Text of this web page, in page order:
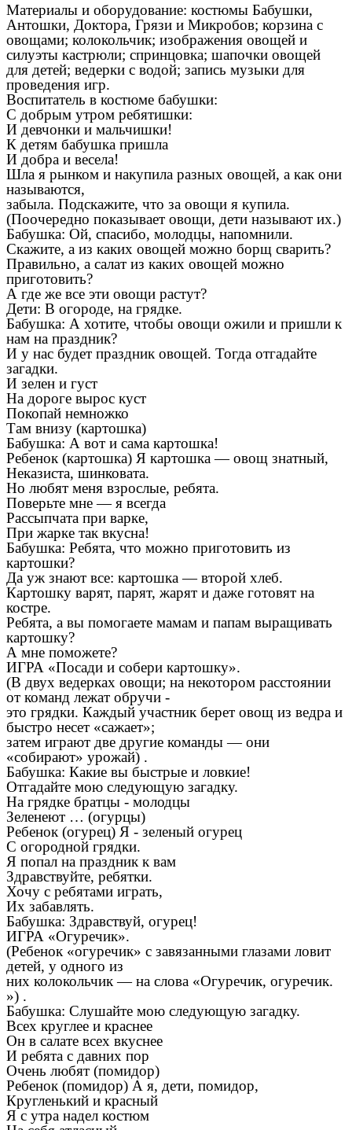
Материалы и оборудование: костюмы Бабушки,
Антошки, Доктора, Грязи и Микробов; корзина с
овощами; колокольчик; изображения овощей и
силуэты кастрюли; спринцовка; шапочки овощей
для детей; ведерки с водой; запись музыки для
проведения игр.
Воспитатель в костюме бабушки:
С добрым утром ребятишки:
И девчонки и мальчишки!
К детям бабушка пришла
И добра и весела!
Шла я рынком и накупила разных овощей, а как они
называются,
забыла. Подскажите, что за овощи я купила.
(Поочередно показывает овощи, дети называют их.)
Бабушка: Ой, спасибо, молодцы, напомнили.
Скажите, а из каких овощей можно борщ сварить?
Правильно, а салат из каких овощей можно
приготовить?
А где же все эти овощи растут?
Дети: В огороде, на грядке.
Бабушка: А хотите, чтобы овощи ожили и пришли к
нам на праздник?
И у нас будет праздник овощей. Тогда отгадайте
загадки.
И зелен и густ
На дороге вырос куст
Покопай немножко
Там внизу (картошка)
Бабушка: А вот и сама картошка!
Ребенок (картошка) Я картошка — овощ знатный,
Неказиста, шинковата.
Но любят меня взрослые, ребята.
Поверьте мне — я всегда
Рассыпчата при варке,
При жарке так вкусна!
Бабушка: Ребята, что можно приготовить из
картошки?
Да уж знают все: картошка — второй хлеб.
Картошку варят, парят, жарят и даже готовят на
костре.
Ребята, а вы помогаете мамам и папам выращивать
картошку?
А мне поможете?
ИГРА «Посади и собери картошку».
(В двух ведерках овощи; на некотором расстоянии
от команд лежат обручи -
это грядки. Каждый участник берет овощ из ведра и
быстро несет «сажает»;
затем играют две другие команды — они
«собирают» урожай) .
Бабушка: Какие вы быстрые и ловкие!
Отгадайте мою следующую загадку.
На грядке братцы - молодцы
Зеленеют … (огурцы)
Ребенок (огурец) Я - зеленый огурец
С огородной грядки.
Я попал на праздник к вам
Здравствуйте, ребятки.
Хочу с ребятами играть,
Их забавлять.
Бабушка: Здравствуй, огурец!
ИГРА «Огуречик».
(Ребенок «огуречик» с завязанными глазами ловит
детей, у одного из
них колокольчик — на слова «Огуречик, огуречик.
») .
Бабушка: Слушайте мою следующую загадку.
Всех круглее и краснее
Он в салате всех вкуснее
И ребята с давних пор
Очень любят (помидор)
Ребенок (помидор) А я, дети, помидор,
Кругленький и красный
Я с утра надел костюм